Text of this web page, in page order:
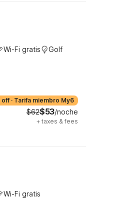
Wi-Fi gratis
Golf
off · Tarifa miembro My6
$62$53/noche
+ taxes & fees
Wi-Fi gratis